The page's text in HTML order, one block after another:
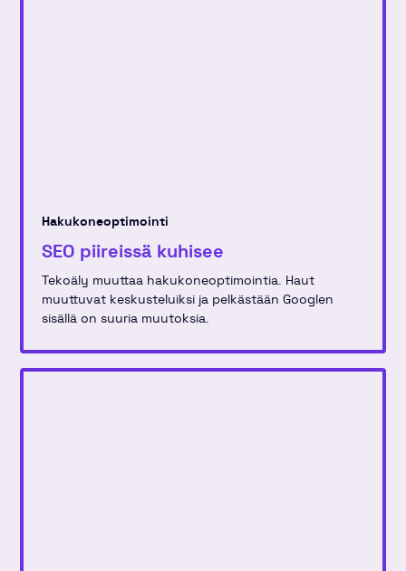
Hakukoneoptimointi
SEO piireissä kuhisee
Tekoäly muuttaa hakukoneoptimointia. Haut
muuttuvat keskusteluiksi ja pelkästään Googlen
sisällä on suuria muutoksia.